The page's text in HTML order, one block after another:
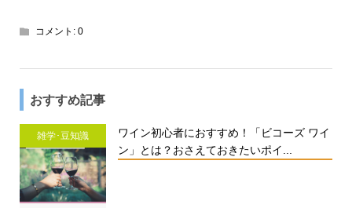
コメント: 0
おすすめ記事
雑学･豆知識
ワイン初心者におすすめ！「ビコーズ ワイ
ン」とは？おさえておきたいポイ...